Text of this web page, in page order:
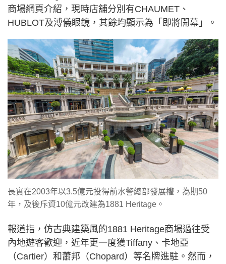
商場網頁介紹，現時店舖分別有CHAUMET、
HUBLOT及溥儀眼鏡，其餘均顯示為「即將開幕」。
長實在2003年以3.5億元投得前水警總部發展權，為期50
年，及後斥資10億元改建為1881 Heritage。
報道指，仿古典建築風的1881 Heritage商場過往受
內地遊客歡迎，近年更一度獲Tiffany、卡地亞
（Cartier）和蕭邦（Chopard）等名牌進駐。然而，